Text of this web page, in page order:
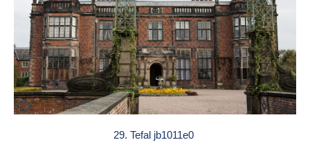
29. Tefal jb1011e0